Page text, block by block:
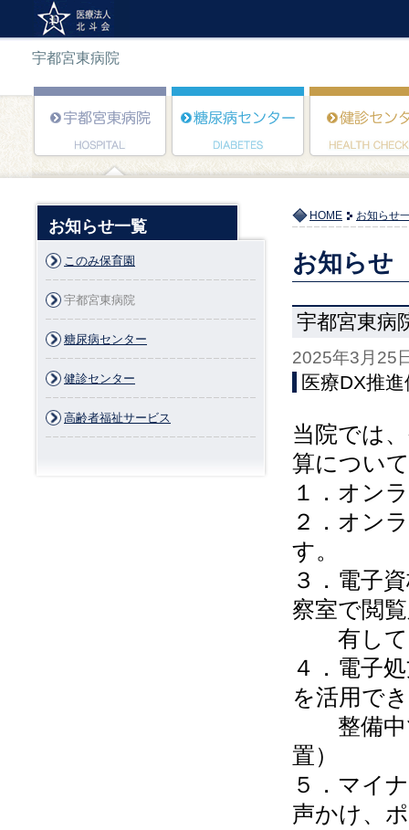
宇都宮東病院
HOME お知らせ
お知らせ
宇都宮東病
2025年3月25
医療DX推
当院では
算につい
１．オン
２．オン
す。
３．電子
察室で閲
有して
４．電子
を活用で
整備中
置）
５．マイ
声かけ、
お知らせ一覧
このみ保育園
宇都宮東病院
糖尿病センター
健診センター
高齢者福祉サービス